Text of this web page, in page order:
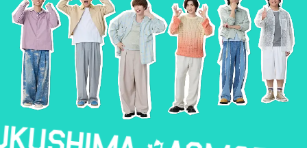
ARフォトフレームはスマートデバイス限定
のコンテンツです。iOS端末の方はSafari、
Android端末の方はChromeでご利用くださ
い。
※
LINEやXなどのアプリ内ブラウザを使用では
正常に動作しない可能性があります。iOSの
場合はSafariアプリ、Androidの場合は
Chromeアプリで開き直してください
※
eチケットの購入日がプレゼントキャンペー
ン期間外の場合は抽選対象になりません。
※
条件①、②の順序は問いません
※
キャンペーンご参加には、えきねっと会員
登録（無料）の上、「えきねっと」マイペ
ージからJRE POINT会員番号の連携が必要